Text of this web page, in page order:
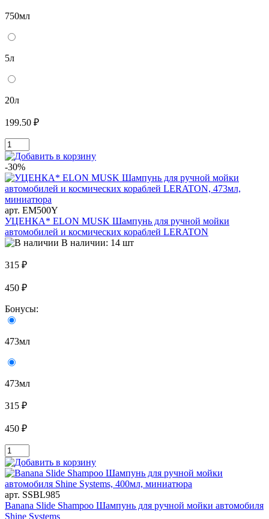
750мл
5л
20л
199.50 ₽
-30%
арт. EM500Y
УЦЕНКА* ELON MUSK Шампунь для ручной мойки
автомобилей и космических кораблей LERATON
В наличии: 14 шт
315 ₽
450 ₽
Бонусы:
473мл
473мл
315 ₽
450 ₽
арт. SSBL985
Banana Slide Shampoo Шампунь для ручной мойки автомобиля
Shine Systems